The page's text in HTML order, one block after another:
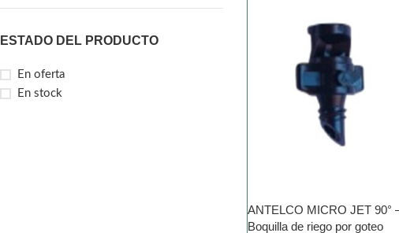
ESTADO DEL PRODUCTO
En oferta
En stock
ANTELCO MICRO JET 90°
Boquilla de riego por goteo